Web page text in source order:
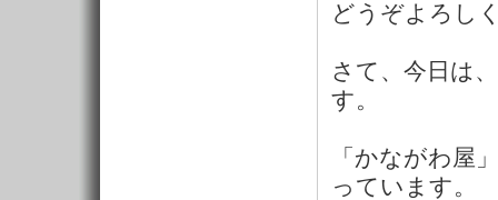
どうぞよろし
さて、今日は
す。
「かながわ屋
っています。